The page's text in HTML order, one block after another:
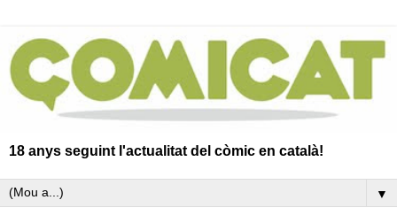
18 anys seguint l'actualitat del còmic en català!
▼